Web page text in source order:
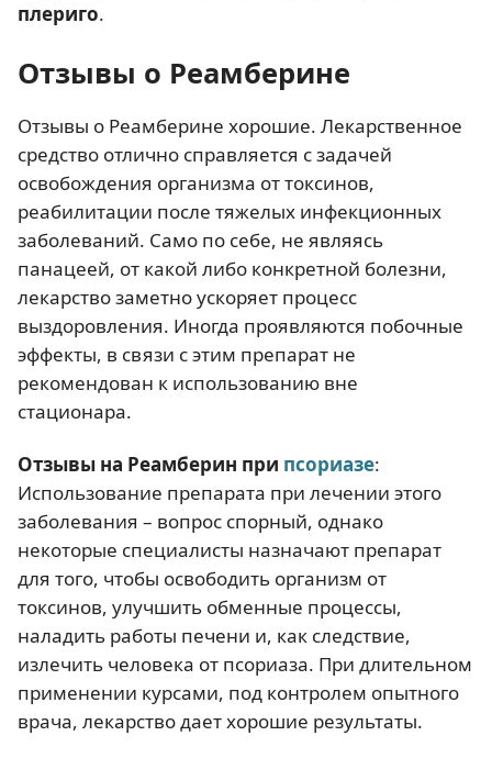
плериго.
Отзывы о Реамберине
Отзывы о Реамберине хорошие. Лекарственное
средство отлично справляется с задачей
освобождения организма от токсинов,
реабилитации после тяжелых инфекционных
заболеваний. Само по себе, не являясь
панацеей, от какой либо конкретной болезни,
лекарство заметно ускоряет процесс
выздоровления. Иногда проявляются побочные
эффекты, в связи с этим препарат не
рекомендован к использованию вне
стационара.
Отзывы на Реамберин при псориазе:
Использование препарата при лечении этого
заболевания – вопрос спорный, однако
некоторые специалисты назначают препарат
для того, чтобы освободить организм от
токсинов, улучшить обменные процессы,
наладить работы печени и, как следствие,
излечить человека от псориаза. При длительном
применении курсами, под контролем опытного
врача, лекарство дает хорошие результаты.